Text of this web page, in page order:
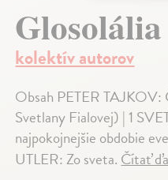
kolektív autorov
Obsah PETER TAJKOV:
Svetlany Fialovej) | 1
najpokojnejšie obdobie
UTLER: Zo sveta.Čítať